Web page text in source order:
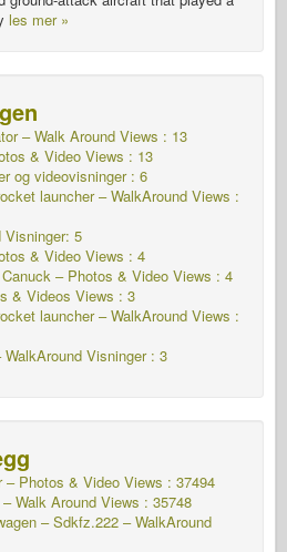
les mer »
– Walk Around Views : 13
& Video Views : 13
og videovisninger : 6
launcher – WalkAround Views :
Visninger: 5
& Video Views : 4
– Photos & Video Views : 4
& Videos Views : 3
launcher – WalkAround Views :
Visninger : 3
– Photos & Video Views : 37494
Walk Around Views : 35748
– Sdkfz.222 – WalkAround